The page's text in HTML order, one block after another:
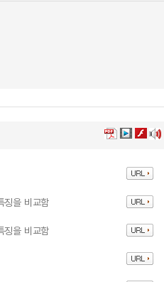
징을 비교함
징을 비교함